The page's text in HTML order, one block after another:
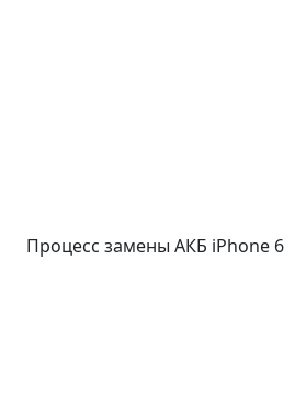
Процесс замены АКБ iPhone 6